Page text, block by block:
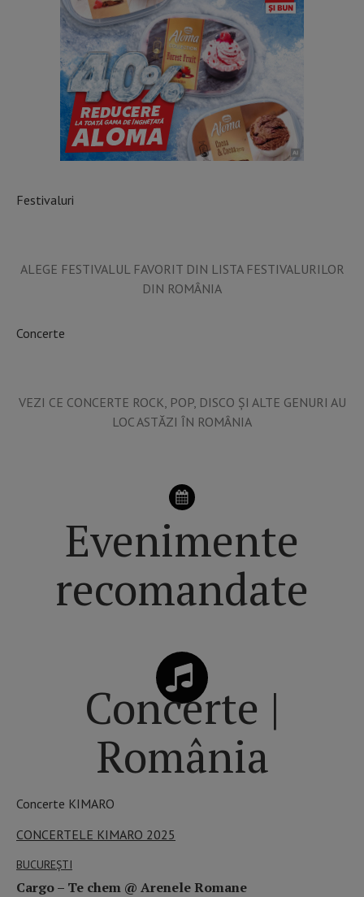
Festivaluri
ALEGE FESTIVALUL FAVORIT DIN LISTA FESTIVALURILOR
DIN ROMÂNIA
Concerte
VEZI CE CONCERTE ROCK, POP, DISCO ȘI ALTE GENURI AU
LOC ASTĂZI ÎN ROMÂNIA
Evenimente
recomandate
Concerte |
România
Concerte KIMARO
CONCERTELE KIMARO 2025
BUCUREŞTI
Cargo – Te chem @ Arenele Romane